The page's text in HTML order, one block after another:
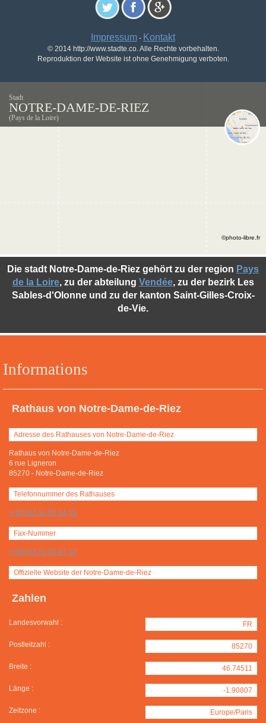
Impressum - Kontakt
© 2014 http://www.stadte.co. Alle Rechte vorbehalten.
Reproduktion der Website ist ohne Genehmigung verboten.
Stadt
NOTRE-DAME-DE-RIEZ
(Pays de la Loire)
Informations
Rathaus von Notre-Dame-de-Riez
Adresse des Rathauses von Notre-Dame-de-Riez
Rathaus von Notre-Dame-de-Riez
6 rue Ligneron
85270 - Notre-Dame-de-Riez
Telefonnummer des Rathauses
+(33) 02 51 55 14 15
Fax-Nummer
+(33) 02 51 55 47 12
Offizielle Website der Notre-Dame-de-Riez
Zahlen
Landesvorwahl : FR
Postleitzahl : 85270
Breite : 46.74511
Länge : -1.90807
Zeitzone : Europe/Paris
Die stadt Notre-Dame-de-Riez gehört zu der region Pays
de la Loire, zu der abteilung Vendée, zu der bezirk Les
Sables-d'Olonne und zu der kanton Saint-Gilles-Croix-
de-Vie.
©photo-libre.fr